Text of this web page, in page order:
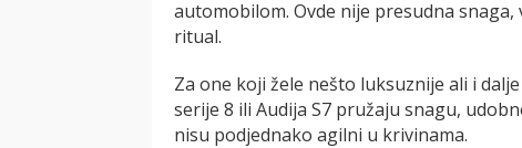
automobilom. Ovde nije presudna
ritual.
Za one koji žele nešto luksuznije ali i
serije 8 ili Audija S7 pružaju snagu,
nisu podjednako agilni u krivinama.